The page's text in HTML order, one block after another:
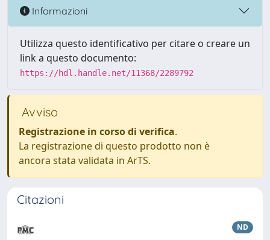
Informazioni
Utilizza questo identificativo per citare o creare un
link a questo documento:
https://hdl.handle.net/11368/2289792
Avviso
Registrazione in corso di verifica.
La registrazione di questo prodotto non è
ancora stata validata in ArTS.
Citazioni
ND